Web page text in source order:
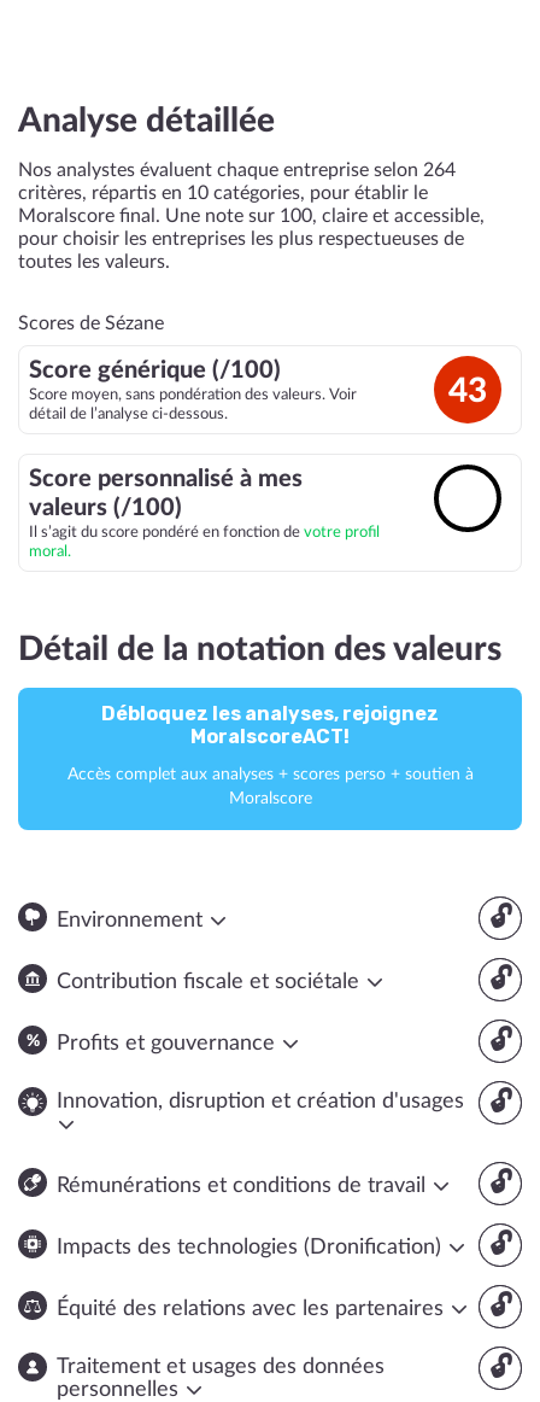
Analyse détaillée
Nos analystes évaluent chaque entreprise selon 264
critères, répartis en 10 catégories, pour établir le
Moralscore final. Une note sur 100, claire et accessible,
pour choisir les entreprises les plus respectueuses de
toutes les valeurs.
Scores de Sézane
Score générique (/100)
Score moyen, sans pondération des valeurs. Voir
détail de l’analyse ci-dessous.
43
Score personnalisé à mes
valeurs (/100)
Il s’agit du score pondéré en fonction de votre profil
moral.
Détail de la notation des valeurs
Débloquez les analyses, rejoignez
MoralscoreACT!
Accès complet aux analyses + scores perso + soutien à
Moralscore
🔓
Environnement
🔓
Contribution fiscale et sociétale
🔓
Profits et gouvernance
🔓
Innovation, disruption et création d'usages
🔓
Rémunérations et conditions de travail
🔓
Impacts des technologies (Dronification)
🔓
Équité des relations avec les partenaires
🔓
Traitement et usages des données
personnelles